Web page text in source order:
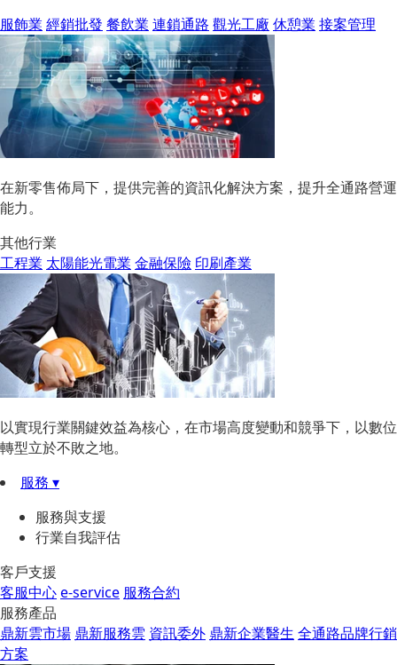
服飾業 經銷批發 餐飲業 連鎖通路 觀光工廠 休憩業 接案管理
在新零售佈局下，提供完善的資訊化解決方案，提升全通路營運
能力。
其他行業
工程業 太陽能光電業 金融保險 印刷產業
以實現行業關鍵效益為核心，在市場高度變動和競爭下，以數位
轉型立於不敗之地。
服務 ▾
服務與支援
行業自我評估
客戶支援
客服中心e-service 服務合約
服務產品
鼎新雲市場 鼎新服務雲 資訊委外 鼎新企業醫生 全通路品牌行銷
方案